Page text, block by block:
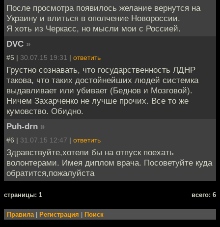
После просмотра появилось желание вернутся на
Украину и влиться в ополчение Новороссии.
Я хоть из Черкасс, но мысли мои с Россией.
DVC »
#5 | 30.07.15 19:31 | ответить
Грустно сознавать, что государственность ЛДНР
такова, что таких достойнейших людей системка
выдавливает или убивает (Беднов и Мозговой).
Ничем Захарченко не лучше прочих. Все то же
кумовство. Обидно.
Puh-drn »
#6 | 31.07.15 12:47 | ответить
Здравствуйте,хотели бы на отпуск поехать
волонтерами. Имея диплом врача. Посоветуйте куда
обратится,пожалуйста
cтраницы: 1 всего: 6
Правила Регистрация Поиск